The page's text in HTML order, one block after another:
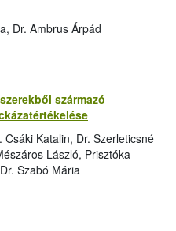
Dr. Ambrus Árpád
származó
Katalin, Dr. Szerleticsné
László, Prisztóka
Szabó Mária